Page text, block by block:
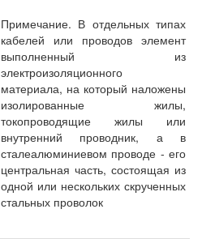
Примечание. В отдельных типах
кабелей или проводов элемент
выполненный из
электроизоляционного
материала, на который наложены
изолированные жилы,
токопроводящие жилы или
внутренний проводник, а в
сталеалюминиевом проводе - его
центральная часть, состоящая из
одной или нескольких скрученных
стальных проволок